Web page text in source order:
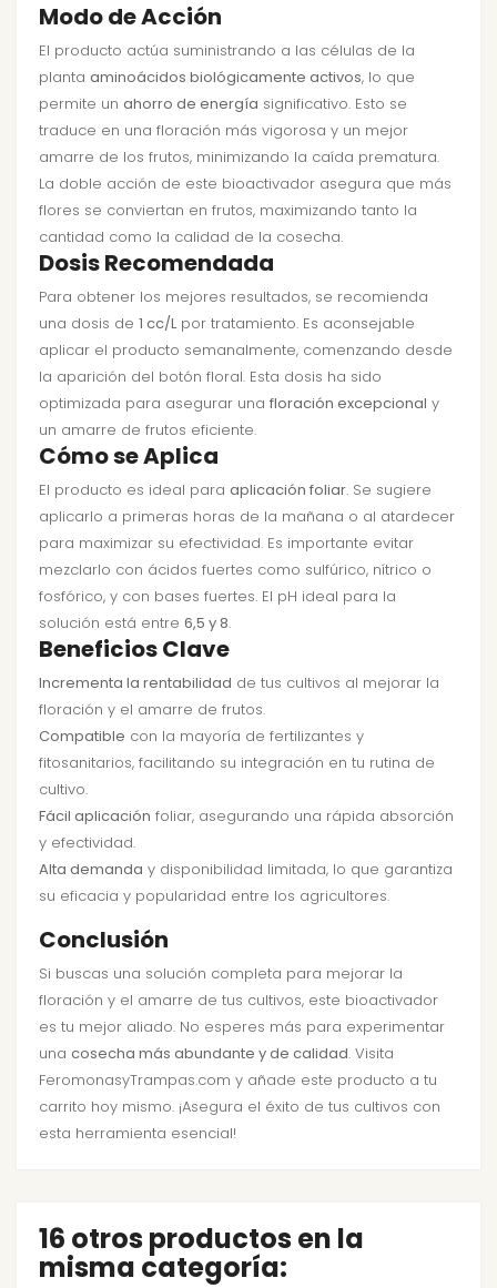
Modo de Acción
El producto actúa suministrando a las células de la
planta aminoácidos biológicamente activos, lo que
permite un ahorro de energía significativo. Esto se
traduce en una floración más vigorosa y un mejor
amarre de los frutos, minimizando la caída prematura.
La doble acción de este bioactivador asegura que más
flores se conviertan en frutos, maximizando tanto la
cantidad como la calidad de la cosecha.
Dosis Recomendada
Para obtener los mejores resultados, se recomienda
una dosis de 1 cc/Lpor tratamiento. Es aconsejable
aplicar el producto semanalmente, comenzando desde
la aparición del botón floral. Esta dosis ha sido
optimizada para asegurar una floración excepcional y
un amarre de frutos eficiente.
Cómo se Aplica
El producto es ideal para aplicación foliar. Se sugiere
aplicarlo a primeras horas de la mañana o al atardecer
para maximizar su efectividad. Es importante evitar
mezclarlo con ácidos fuertes como sulfúrico, nítrico o
fosfórico, y con bases fuertes. El pH ideal para la
solución está entre 6,5 y 8.
Beneficios Clave
Incrementa la rentabilidad de tus cultivos al mejorar la
floración y el amarre de frutos.
Compatible con la mayoría de fertilizantes y
fitosanitarios, facilitando su integración en tu rutina de
cultivo.
Fácil aplicación foliar, asegurando una rápida absorción
y efectividad.
Alta demanda y disponibilidad limitada, lo que garantiza
su eficacia y popularidad entre los agricultores.
Conclusión
Si buscas una solución completa para mejorar la
floración y el amarre de tus cultivos, este bioactivador
es tu mejor aliado. No esperes más para experimentar
una cosecha más abundante y de calidad. Visita
FeromonasyTrampas.com y añade este producto a tu
carrito hoy mismo. ¡Asegura el éxito de tus cultivos con
esta herramienta esencial!
16 otros productos en la
misma categoría: